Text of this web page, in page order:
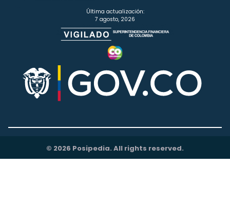
Última actualización:
7 agosto, 2026
© 2026 Posipedia. All rights reserved.